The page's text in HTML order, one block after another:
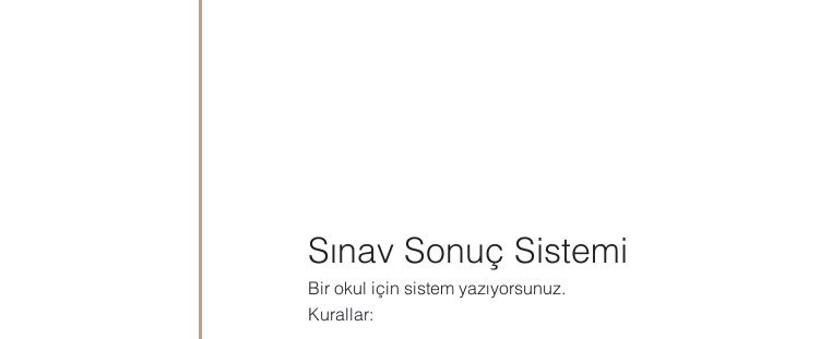
Sınav Sonuç Sistemi
Bir okul için sistem yazıyorsunuz.
Kurallar: